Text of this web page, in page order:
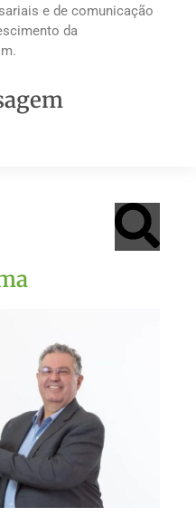
e de comunicação
da